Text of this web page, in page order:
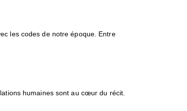
les codes de notre époque. Entre
humaines sont au cœur du récit.